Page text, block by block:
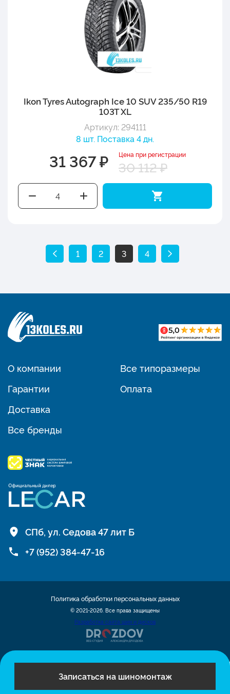
Записаться на шиномонтаж
Ikon Tyres Autograph Ice 10 SUV 235/50 R19
103T XL
Артикул: 294111
8 шт. Поставка 4 дн.
31 367 ₽ Цена при регистрации
30 112 ₽
1 2 3 4
О компании
Гарантии
Доставка
Все бренды
Все типоразмеры
Оплата
СПб, ул. Седова 47 лит Б
+7 (952) 384-47-16
© 2021-2026. Все права защищены
Разработка сайта шин и дисков
Политика обработки персональных данных